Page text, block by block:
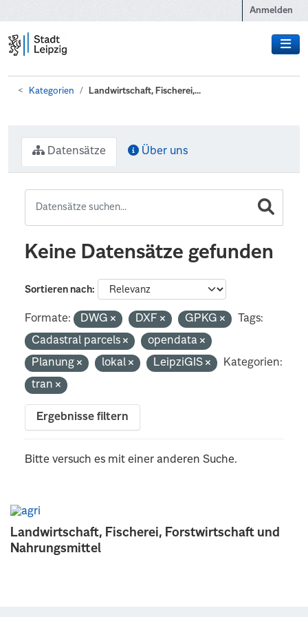
Anmelden
Kategorien Landwirtschaft, Fischerei,...
Landwirtschaft, Fischerei, Forstwirtschaft und
Nahrungsmittel
Datensätze Über uns
Keine Datensätze gefunden
Sortieren nach
Formate: DWG DXF GPKG
Tags:
Cadastral parcels
opendata
Planung
lokal LeipziGIS
Kategorien:
tran
Ergebnisse filtern
Bitte versuch es mit einer anderen Suche.